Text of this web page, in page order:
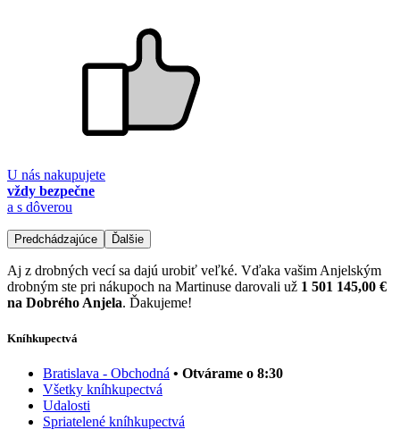
U nás nakupujete
vždy bezpečne
a s dôverou
Predchádzajúce Ďalšie
Aj z drobných vecí sa dajú urobiť veľké. Vďaka vašim Anjelským
drobným ste pri nákupoch na Martinuse darovali už 1 501 145,00 €
na Dobrého Anjela. Ďakujeme!
Kníhkupectvá
Bratislava - Obchodná • Otvárame o 8:30
Všetky kníhkupectvá
Udalosti
Spriatelené kníhkupectvá